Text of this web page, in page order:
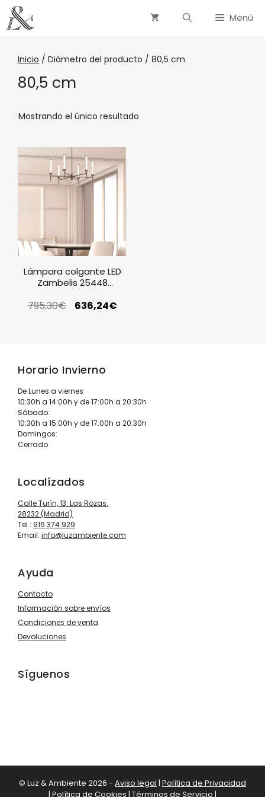
Menú
Inicio / Diámetro del producto / 80,5 cm
80,5 cm
Mostrando el único resultado
Lámpara colgante LED
Zambelis 25448
brushed
795,30€ 636,24€
Horario Invierno
De Lunes a viernes
10:30h a 14:00h y de 17:00h a 20:30h
Sábado:
10:30h a 15:00h y de 17:00h a 20:30h
Domingos:
Cerrado
Localízados
Calle Turín, 13. Las Rozas.
28232 (Madrid)
Tel.: 916 374 929
Email: info@luzambiente.com
Ayuda
Contacto
Información sobre envíos
Condiciones de venta
Devoluciones
Síguenos
© Luz & Ambiente 2026 - Aviso legal | Política de Privacidad
| Política de Cookies | Términos de Servicio |